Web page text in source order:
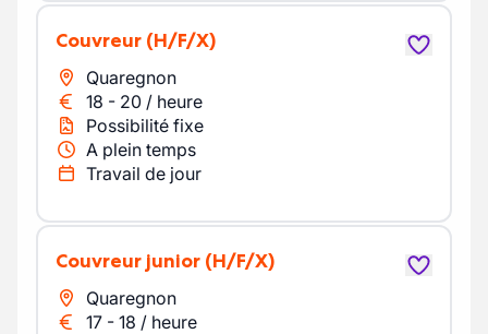
Couvreur (H/F/X)
Quaregnon
18 - 20 / heure
Possibilité fixe
A plein temps
Travail de jour
Couvreur junior (H/F/X)
Quaregnon
17 - 18 / heure